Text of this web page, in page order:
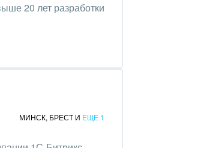
20 лет разработки
МИНСК, БРЕСТ И ЕЩЕ 1